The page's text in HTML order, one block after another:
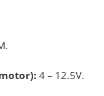
4 – 12.5V.